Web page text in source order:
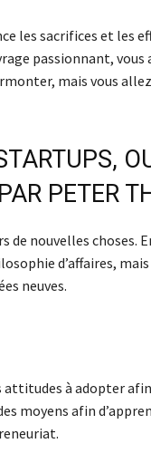
les sacrifices et les
passionnant,
mais vous
PETER
de nouvelles choses.
d’affaires,
neuves.
attitudes à adopter
moyens afin